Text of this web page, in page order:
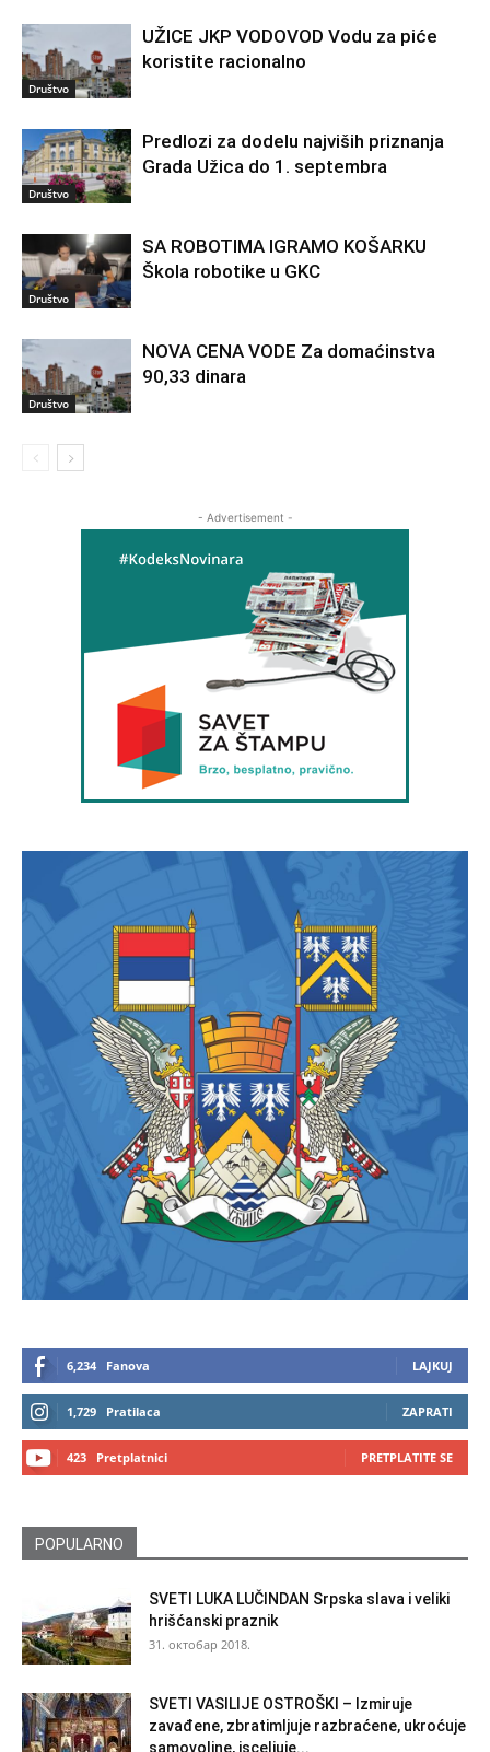
Društvo
UŽICE JKP VODOVOD Vodu za piće
koristite racionalno
Društvo
Predlozi za dodelu najviših priznanja
Grada Užica do 1. septembra
Društvo
SA ROBOTIMA IGRAMO KOŠARKU
Škola robotike u GKC
Društvo
NOVA CENA VODE Za domaćinstva
90,33 dinara
- Advertisement -
6,234 Fanova LAJKUJ
1,729 Pratilaca ZAPRATI
423 Pretplatnici PRETPLATITE SE
POPULARNO
SVETI LUKA LUČINDAN Srpska slava i veliki
hrišćanski praznik
31. октобар 2018.
SVETI VASILIJE OSTROŠKI – Izmiruje
zavađene, zbratimljuje razbraćene, ukroćuje
samovoljne, isceljuje...